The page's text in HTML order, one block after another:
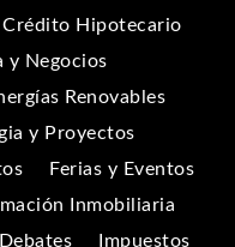
Crédito Hipotecario
y Negocios
Renovables
y Proyectos
Ferias y Eventos
Inmobiliaria
Impuestos